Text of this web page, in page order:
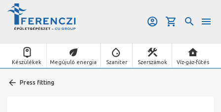
Készülékek Megújuló energia Szaniter Szerszámok Víz-gáz-fűtés
Press fitting